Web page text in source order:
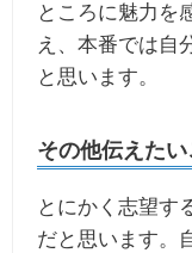
ところに魅力を
え、本番では自
と思います。
その他伝えたい
とにかく志望す
だと思います。